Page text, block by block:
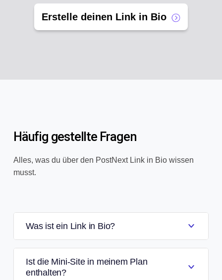
Erstelle deinen Link in Bio
Häufig gestellte Fragen
Alles, was du über den PostNext Link in Bio wissen
musst.
Was ist ein Link in Bio?
Ist die Mini-Site in meinem Plan
enthalten?